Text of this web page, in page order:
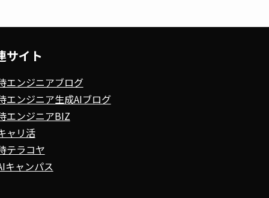
サイト
エンジニアブログ
エンジニア生成AIブログ
エンジニアBIZ
ャリ活
テラコヤ
キャンパス